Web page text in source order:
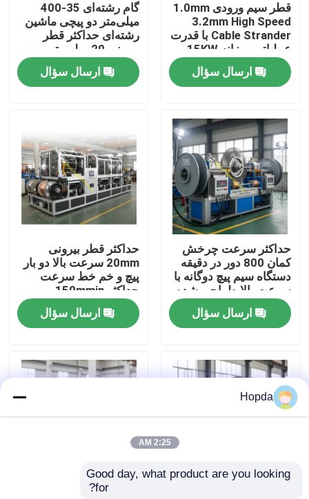
محصولات
ویدیوها
درباره ما
بازدید از کارخانه
کنترل کیفیت
با ما تماس بگیرید
اخبار
قطر سیم ورودی 1.0mm
3.2mm High Speed
Cable Strander با قدرت
عملیاتی روزانه 15KW
برای تولید کابل
ارسال سؤال
گام رشته‌ای 35-400
میلی‌متر دو پیچی ماشین
رشته‌ای حداکثر قطر
بیرونی 20 میلی‌متر
سرعت خط حداکثر 150
میلی‌متر مورد استفاده در
تولید کابل سیمی
ارسال سؤال
حداکثر سرعت چرخش
کمان 800 دور در دقیقه
دستگاه سیم پیچ دوگانه با
سرعت بالا طراحی شده
برای 1250 قرقره قابل
اجرا برای اطمینان از
رشته کابل
ارسال سؤال
حداکثر قطر بیرونی
20mm سرعت بالا دو بار
پیچ و خم خط سرعت
حداکثر 150mmin
تجهیزات برای تولید کابل
سیم
ارسال سؤال
Hopda
2:25 AM
Good day, what product are you looking
for?